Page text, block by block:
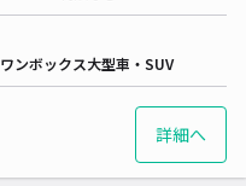
ワンボックス大型車・SUV
詳細へ